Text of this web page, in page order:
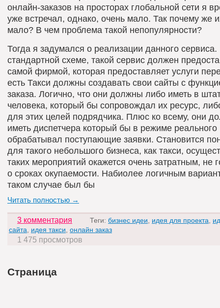
онлайн-заказов на просторах глобальной сети я
уже встречал, однако, очень мало. Так почему же
мало? В чем проблема такой непопулярности?
Тогда я задумался о реализации данного
стандартной схеме, такой сервис должен
самой фирмой, которая предоставляет услуги
есть Такси должны создавать свои сайты с
заказа. Логично, что они должны либо иметь в
человека, который бы сопровождал их ресурс,
для этих целей подрядчика. Плюс ко всему, они
иметь диспетчера который бы в режиме
обрабатывал поступающие заявки. Становится
для такого небольшого бизнеса, как такси,
таких мероприятий окажется очень затратным, не
о сроках окупаемости. Набиолее логичным
таком случае был бы
Читать полностью →
3 комментария Теги: бизнес идеи идея для проекта
сайта
идея такси онлайн заказ
1 475 просмотров
Страница